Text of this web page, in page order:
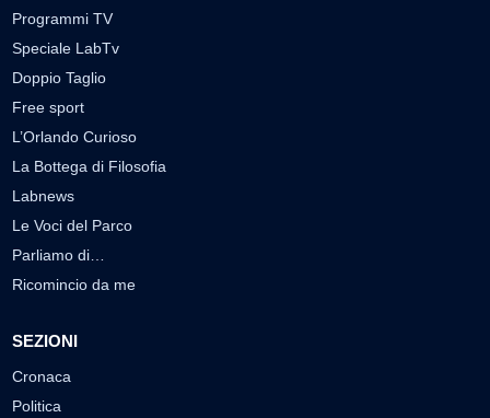
Programmi TV
Speciale LabTv
Doppio Taglio
Free sport
L’Orlando Curioso
La Bottega di Filosofia
Labnews
Le Voci del Parco
Parliamo di…
Ricomincio da me
SEZIONI
Cronaca
Politica